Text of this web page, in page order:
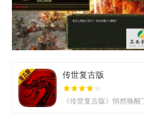
传世复古版